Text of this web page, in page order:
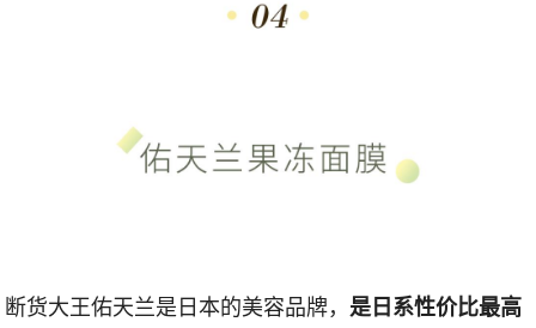
断货大王佑天兰是日本的美容品牌， 是日系性价比最高